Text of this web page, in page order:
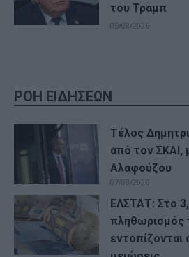
του Τραμπ
05/08/2026
ΡΟΗ ΕΙΔΗΣΕΩΝ
Τέλος
από τον ΣΚΑΙ,
Αλαφούζου
07/08/2026
ΕΛΣΤΑΤ: Στο
πληθωρισμός
εντοπίζονται